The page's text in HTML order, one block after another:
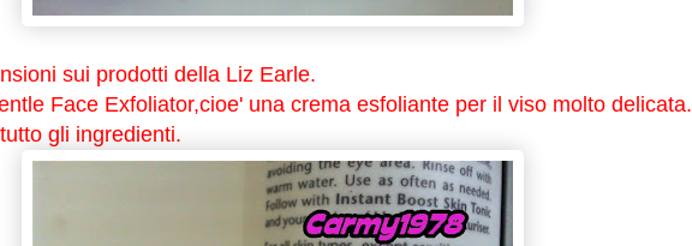
sui prodotti della Liz Earle.
Face Exfoliator,cioe' una crema esfoliante per il viso molto delicata.
gli ingredienti.